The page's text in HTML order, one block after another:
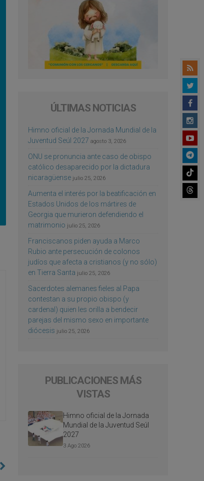
ÚLTIMAS NOTICIAS
Himno oficial de la Jornada Mundial de la
Juventud Seúl 2027 agosto 3, 2026
ONU se pronuncia ante caso de obispo
católico desaparecido por la dictadura
nicaragüense julio 25, 2026
Aumenta el interés por la beatificación en
Estados Unidos de los mártires de
Georgia que murieron defendiendo el
matrimonio julio 25, 2026
Franciscanos piden ayuda a Marco
Rubio ante persecución de colonos
judíos que afecta a cristianos (y no sólo)
en Tierra Santa julio 25, 2026
Sacerdotes alemanes fieles al Papa
contestan a su propio obispo (y
cardenal) quien les orilla a bendecir
parejas del mismo sexo en importante
diócesis julio 25, 2026
PUBLICACIONES MÁS
VISTAS
Himno oficial de la Jornada
Mundial de la Juventud Seúl
2027
3 Ago 2026